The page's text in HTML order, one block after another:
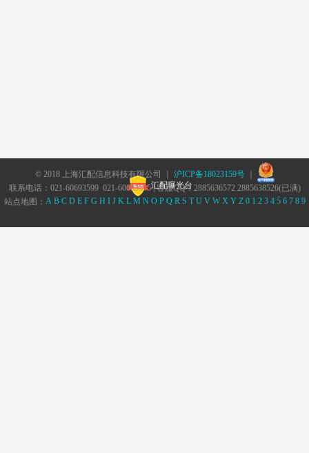
© 2018 上海汇配信息科技有限公司 ｜ 沪ICP备18023159号｜
汇配曝光台
联系电话：021-60693599 021-60693555 | 客服QQ：2885636572 2885638526(已满)
站点地图： A B C D E F G H I J K L M N O P Q R S T U V W X Y Z 0 1 2 3 4 5 6 7 8 9